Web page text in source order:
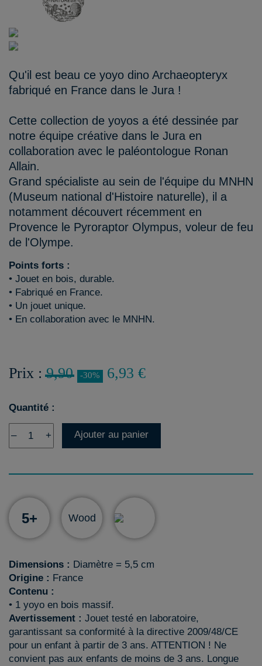
Qu'il est beau ce yoyo dino Archaeopteryx
fabriqué en France dans le Jura !
Cette collection de yoyos a été dessinée par
notre équipe créative dans le Jura en
collaboration avec le paléontologue Ronan
Allain.
Grand spécialiste au sein de l'équipe du MNHN
(Museum national d'Histoire naturelle), il a
notamment découvert récemment en
Provence le Pyroraptor Olympus, voleur de feu
de l'Olympe.
Points forts :
• Jouet en bois, durable.
• Fabriqué en France.
• Un jouet unique.
• En collaboration avec le MNHN.
Prix :9,90 -30% 6,93 €
Quantité :
– + Ajouter au panier
5+ Wood
Dimensions : Diamètre = 5,5 cm
Origine : France
Contenu :
• 1 yoyo en bois massif.
Avertissement : Jouet testé en laboratoire,
garantissant sa conformité à la directive 2009/48/CE
pour un enfant à partir de 3 ans. ATTENTION ! Ne
convient pas aux enfants de moins de 3 ans. Longue